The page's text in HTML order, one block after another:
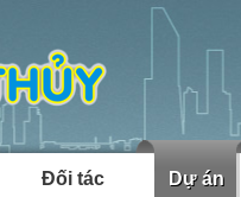
Đối tác Dự án